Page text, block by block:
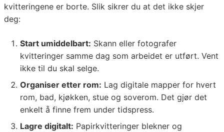
kvitteringene er borte. Slik sikrer du at det ikke skjer
deg:
Start umiddelbart: Skann eller fotografer
kvitteringer samme dag som arbeidet er utført. Vent
ikke til du skal selge.
Organiser etter rom: Lag digitale mapper for hvert
rom, bad, kjøkken, stue og soverom. Det gjør det
enkelt å finne frem under tidspress.
Lagre digitalt: Papirkvitteringer blekner og